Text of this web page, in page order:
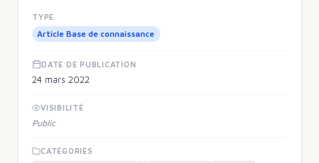
TYPE
Article Base de connaissance
DATE DE PUBLICATION
24 mars 2022
VISIBILITÉ
Public
CATÉGORIES